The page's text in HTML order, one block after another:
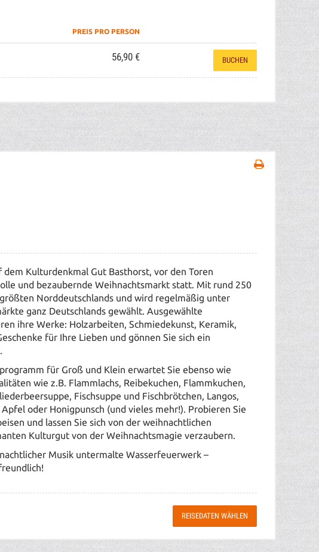
PREIS PRO PERSON
56,90 € BUCHEN
Kulturdenkmal Gut Basthorst, vor den Toren
und bezaubernde Weihnachtsmarkt statt. Mit rund 250
Norddeutschlands und wird regelmäßig unter
ganz Deutschlands gewählt. Ausgewählte
ihre Werke: Holzarbeiten, Schmiedekunst, Keramik,
für Ihre Lieben und gönnen Sie sich ein
für Groß und Klein erwartet Sie ebenso wie
wie z.B. Flammlachs, Reibekuchen, Flammkuchen,
Fischsuppe und Fischbrötchen, Langos,
oder Honigpunsch (und vieles mehr!). Probieren Sie
und lassen Sie sich von der weihnachtlichen
Kulturgut von der Weihnachtsmagie verzaubern.
Musik untermalte Wasserfeuerwerk –
REISEDATEN WÄHLEN